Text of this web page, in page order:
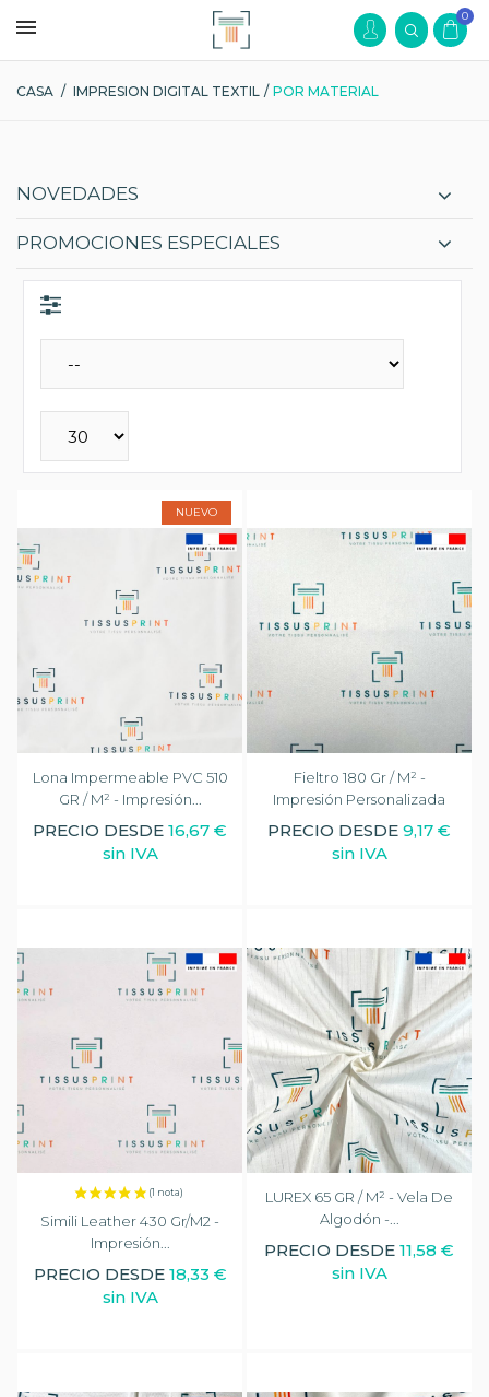
0
CASA / IMPRESION DIGITAL TEXTIL / POR MATERIAL
NOVEDADES
PROMOCIONES ESPECIALES
NUEVO
Lona Impermeable PVC 510
GR / M² - Impresión...
PRECIO DESDE 16,67 €
sin IVA
Fieltro 180 Gr / M² -
Impresión Personalizada
PRECIO DESDE 9,17 €
sin IVA
Simili Leather 430 Gr/m2 -
Impresión...
PRECIO DESDE 18,33 €
sin IVA
LUREX 65 GR / M² - Vela De
Algodón -...
PRECIO DESDE 11,58 €
sin IVA